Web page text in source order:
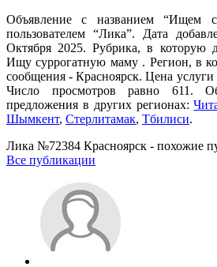
Объявление с названием “Ищем
пользователем “Лика”. Дата
Октября 2025. Рубрика, в которую
Ищу суррогатную маму . Регион, в
сообщения - Красноярск. Цена услуги
Число просмотров равно 611.
предложения в других регионах:
Шымкент, Стерлитамак, Тбилиси.
Лика №72384 Красноярск - похожие
Все публикации